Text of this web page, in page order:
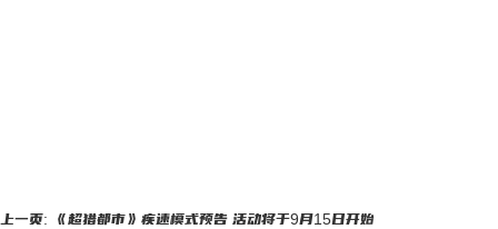
上一页: 《超猎都市》疾速模式预告 活动将于9月15日开始